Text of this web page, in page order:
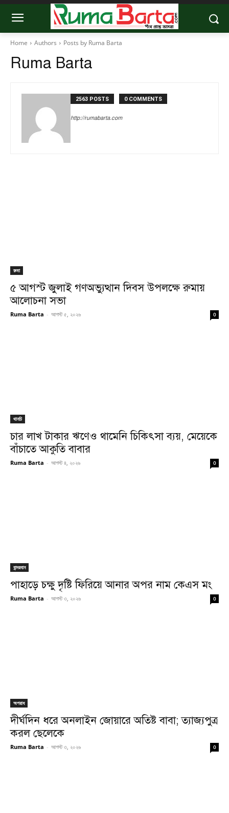
Home Authors Posts by Ruma Barta
Ruma Barta
2563 POSTS 0 COMMENTS
http://rumabarta.com
রুমা
৫ আগস্ট জুলাই গণঅভ্যুত্থান দিবস উপলক্ষে রুমায়
আলোচনা সভা
Ruma Barta - আগস্ট ৫, ২০২৬ 0
থানচি
চার লাখ টাকার ঋণেও থামেনি চিকিৎসা ব্যয়, মেয়েকে
বাঁচাতে আকুতি বাবার
Ruma Barta - আগস্ট ৪, ২০২৬ 0
বান্দরবান
পাহাড়ে চক্ষু দৃষ্টি ফিরিয়ে আনার অপর নাম কেএস মং
Ruma Barta - আগস্ট ৩, ২০২৬ 0
অপরাধ
দীর্ঘদিন ধরে অনলাইন জোয়ারে অতিষ্ট বাবা; ত্যাজ্যপুত্র
করল ছেলেকে
Ruma Barta - আগস্ট ৩, ২০২৬ 0